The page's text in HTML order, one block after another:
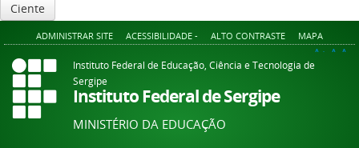
Ciente
ADMINISTRAR SITE ACESSIBILIDADE - ALTO CONTRASTE MAPA
A+ A A-
Instituto Federal de Educação, Ciência e Tecnologia de
Sergipe
Instituto Federal de Sergipe
MINISTÉRIO DA EDUCAÇÃO